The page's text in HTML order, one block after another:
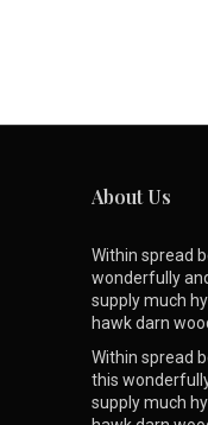
About Us
Within spread
wonderfully
supply much
hawk darn
Within spread
this
supply much